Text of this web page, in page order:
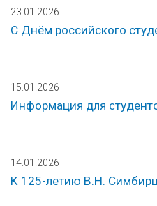
23.01.2026
С Днём российского
15.01.2026
Информация для
14.01.2026
К 125-летию В.Н.